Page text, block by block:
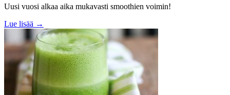
Uusi vuosi alkaa aika mukavasti smoothien voimin!
Lue lisää →